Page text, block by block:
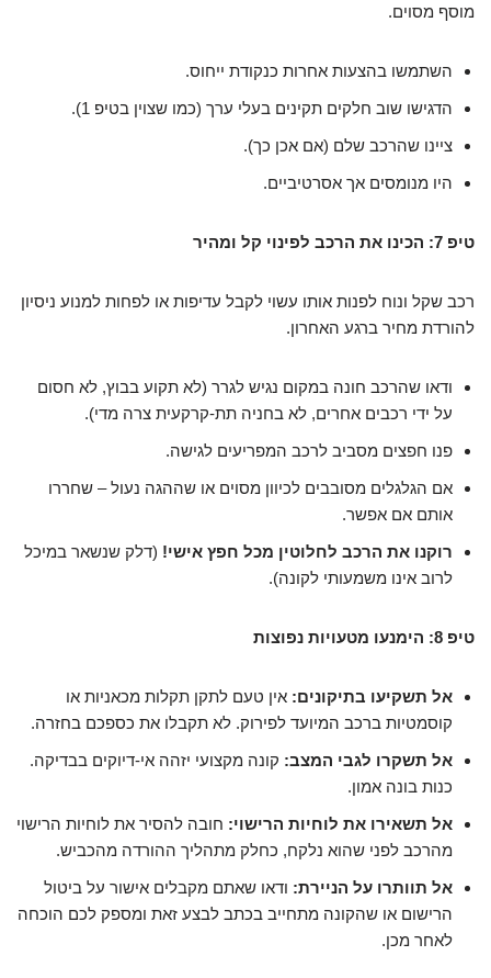
מוסף מסוים.
השתמשו בהצעות אחרות כנקודת ייחוס.
הדגישו שוב חלקים תקינים בעלי ערך (כמו שצוין בטיפ 1).
ציינו שהרכב שלם (אם אכן כך).
היו מנומסים אך אסרטיביים.
טיפ 7: הכינו את הרכב לפינוי קל ומהיר
רכב שקל ונוח לפנות אותו עשוי לקבל עדיפות או לפחות למנוע ניסיון
להורדת מחיר ברגע האחרון.
ודאו שהרכב חונה במקום נגיש לגרר (לא תקוע בבוץ, לא חסום
על ידי רכבים אחרים, לא בחניה תת-קרקעית צרה מדי).
פנו חפצים מסביב לרכב המפריעים לגישה.
אם הגלגלים מסובבים לכיוון מסוים או שההגה נעול – שחררו
אותם אם אפשר.
רוקנו את הרכב לחלוטין מכל חפץ אישי! (דלק שנשאר במיכל
לרוב אינו משמעותי לקונה).
טיפ 8: הימנעו מטעויות נפוצות
אל תשקיעו בתיקונים: אין טעם לתקן תקלות מכאניות או
קוסמטיות ברכב המיועד לפירוק. לא תקבלו את כספכם בחזרה.
אל תשקרו לגבי המצב: קונה מקצועי יזהה אי-דיוקים בבדיקה.
כנות בונה אמון.
אל תשאירו את לוחיות הרישוי: חובה להסיר את לוחיות הרישוי
מהרכב לפני שהוא נלקח, כחלק מתהליך ההורדה מהכביש.
אל תוותרו על הניירת: ודאו שאתם מקבלים אישור על ביטול
הרישום או שהקונה מתחייב בכתב לבצע זאת ומספק לכם הוכחה
לאחר מכן.